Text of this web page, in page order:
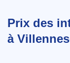
Prix des
à